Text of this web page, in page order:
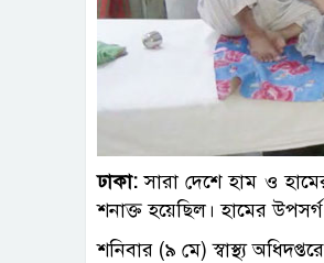
ঢাকা: সারা দেশে হাম ও
শনাক্ত হয়েছিল। হামের
শনিবার (৯ মে) স্বাস্থ্য